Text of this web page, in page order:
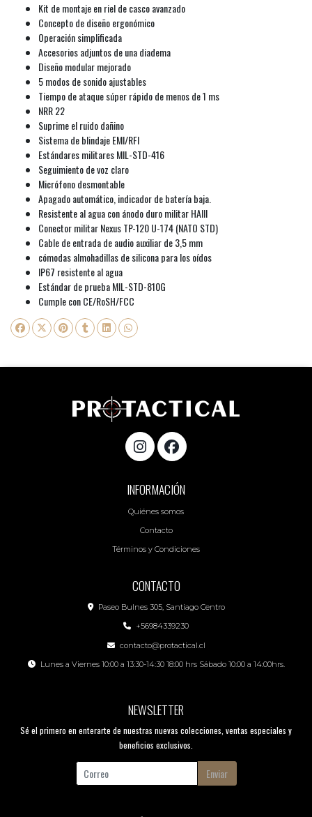
Kit de montaje en riel de casco avanzado
Concepto de diseño ergonómico
Operación simplificada
Accesorios adjuntos de una diadema
Diseño modular mejorado
5 modos de sonido ajustables
Tiempo de ataque súper rápido de menos de 1 ms
NRR 22
Suprime el ruido dañino
Sistema de blindaje EMI/RFI
Estándares militares MIL-STD-416
Seguimiento de voz claro
Micrófono desmontable
Apagado automático, indicador de batería baja.
Resistente al agua con ánodo duro militar HAIII
Conector militar Nexus TP-120 U-174 (NATO STD)
Cable de entrada de audio auxiliar de 3,5 mm
cómodas almohadillas de silicona para los oídos
IP67 resistente al agua
Estándar de prueba MIL-STD-810G
Cumple con CE/RoSH/FCC
INFORMACIÓN
Quiénes somos
Contacto
Términos y Condiciones
CONTACTO
Paseo Bulnes 305, Santiago Centro
+56984339230
contacto@protactical.cl
Lunes a Viernes 10:00 a 13:30-14:30 18:00 hrs Sábado 10:00 a 14:00hrs.
NEWSLETTER
Sé el primero en enterarte de nuestras nuevas colecciones, ventas especiales y
beneficios exclusivos.
Enviar